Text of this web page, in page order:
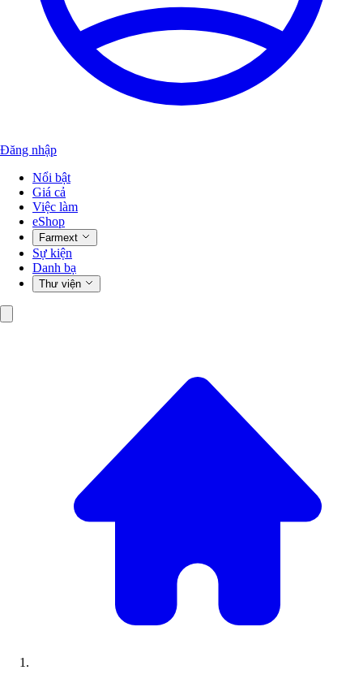
Đăng nhập
Nổi bật
Giá cả
Việc làm
eShop
Farmext
Sự kiện
Danh bạ
Thư viện